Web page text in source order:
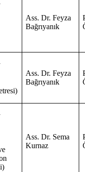
Ass. Dr. Feyza
Bağrıyanık
Ass. Dr. Feyza
Bağrıyanık
Ass. Dr. Sema
Kurnaz